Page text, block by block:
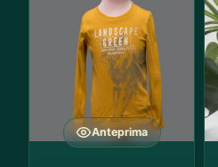
Anteprima